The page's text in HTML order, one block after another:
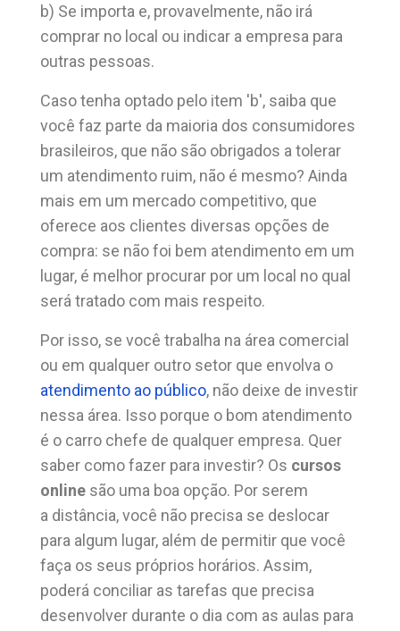
b) Se importa e, provavelmente, não irá
comprar no local ou indicar a empresa para
outras pessoas.
Caso tenha optado pelo item 'b', saiba que
você faz parte da maioria dos consumidores
brasileiros, que não são obrigados a tolerar
um atendimento ruim, não é mesmo? Ainda
mais em um mercado competitivo, que
oferece aos clientes diversas opções de
compra: se não foi bem atendimento em um
lugar, é melhor procurar por um local no qual
será tratado com mais respeito.
Por isso, se você trabalha na área comercial
ou em qualquer outro setor que envolva o
atendimento ao público, não deixe de investir
nessa área. Isso porque o bom atendimento
é o carro chefe de qualquer empresa. Quer
saber como fazer para investir? Os cursos
online são uma boa opção. Por serem
a distância, você não precisa se deslocar
para algum lugar, além de permitir que você
faça os seus próprios horários. Assim,
poderá conciliar as tarefas que precisa
desenvolver durante o dia com as aulas para